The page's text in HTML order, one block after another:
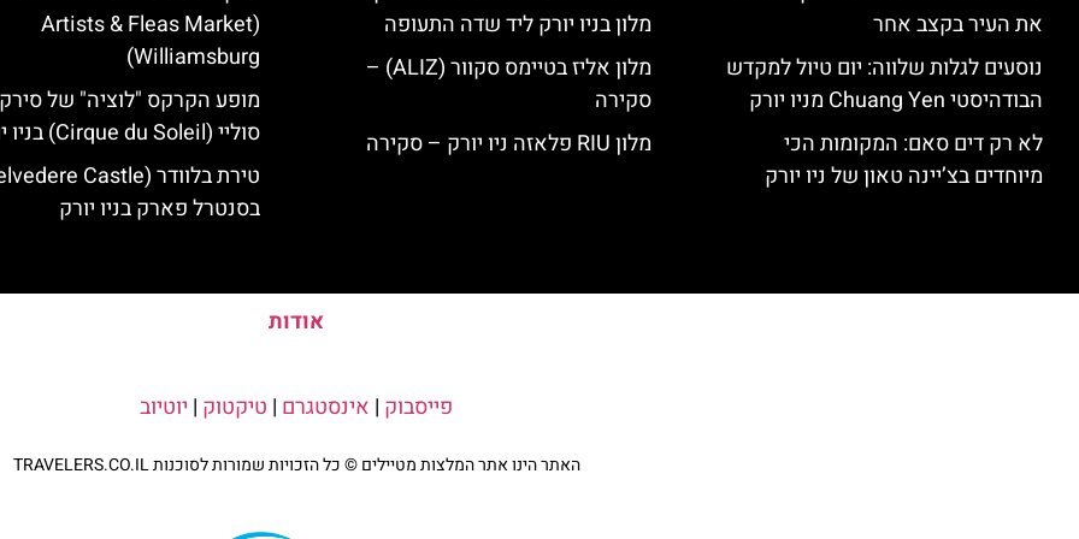
את העיר בקצב אחר
נוסעים לגלות שלווה: יום טיול למקדש
הבודהיסטי Chuang Yen מניו יורק
לא רק דים סאם: המקומות הכי
מיוחדים בצ’יינה טאון של ניו יורק
מלון בניו יורק ליד שדה התעופה
מלון אליז בטיימס סקוור (ALIZ) –
סקירה
מלון RIU פלאזה ניו יורק – סקירה
(Artists & Fleas Market
Williamsburg)
מופע הקרקס "לוציה" של
סוליי (Cirque du Soleil) בניו יורק
בסנטרל פארק בניו יורק
אודות
פייסבוק | אינסטגרם | טיקטוק | יוטיוב
האתר הינו אתר המלצות מטיילים © כל הזכויות שמורות לסוכנות TRAVELERS.CO.IL